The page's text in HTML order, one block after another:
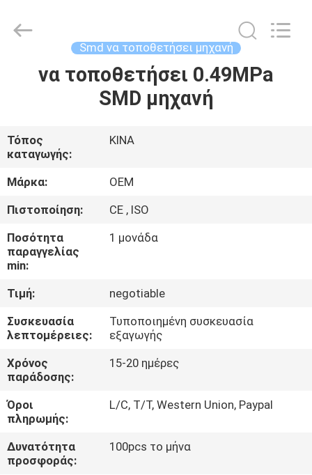
ΣΠΊΤΙ
ΠΕΡΊΠΟΥ
ΕΜΕΊΣ
ΓΎΡΟΣ
ΕΡΓΟΣΤΑΣΊΩΝ
ΠΟΙΟΤΙΚΌΣ
ΈΛΕΓΧΟΣ
ΜΑΣ
ΕΛΆΤΕ
ΣΕ
ΕΠΑΦΉ
ΜΕ
Enterprise
Management
Smd να τοποθετήσει μηχανή
να τοποθετήσει 0.49MPa
SMD μηχανή
Τόπος
καταγωγής:
ΚΙΝΑ
Μάρκα:
OEM
Πιστοποίηση:
CE , ISO
Ποσότητα
παραγγελίας
min:
1 μονάδα
Τιμή:
negotiable
Συσκευασία
λεπτομέρειες:
Τυποποιημένη συσκευασία
εξαγωγής
Χρόνος
παράδοσης:
15-20 ημέρες
Όροι
πληρωμής:
L/C, T/T, Western Union, Paypal
Δυνατότητα
προσφοράς:
100pcs το μήνα